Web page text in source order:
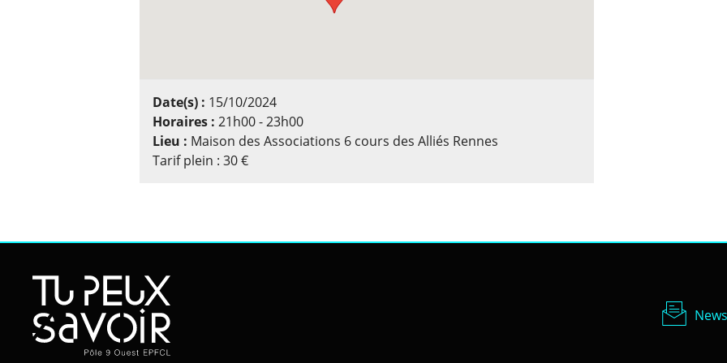
Date(s) : 15/10/2024
Horaires : 21h00 - 23h00
Lieu : Maison des Associations 6 cours des Alliés Rennes
Tarif plein : 30 €